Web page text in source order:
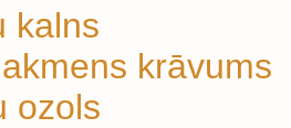
kalns
krāvums
ozols